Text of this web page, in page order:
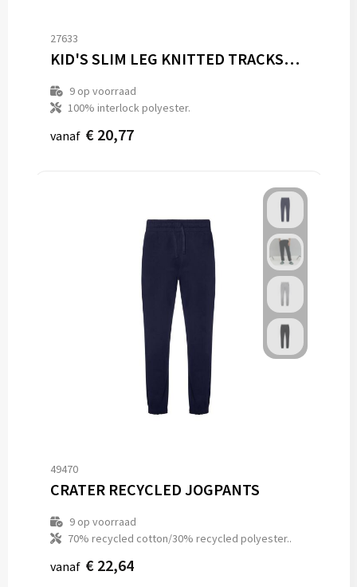
27633
KID'S SLIM LEG KNITTED TRACKSUIT PANTS
9op voorraad
100% interlock polyester.
vanaf € 20,77
49470
CRATER RECYCLED JOGPANTS
9op voorraad
70% recycled cotton/30% recycled polyester..
vanaf € 22,64